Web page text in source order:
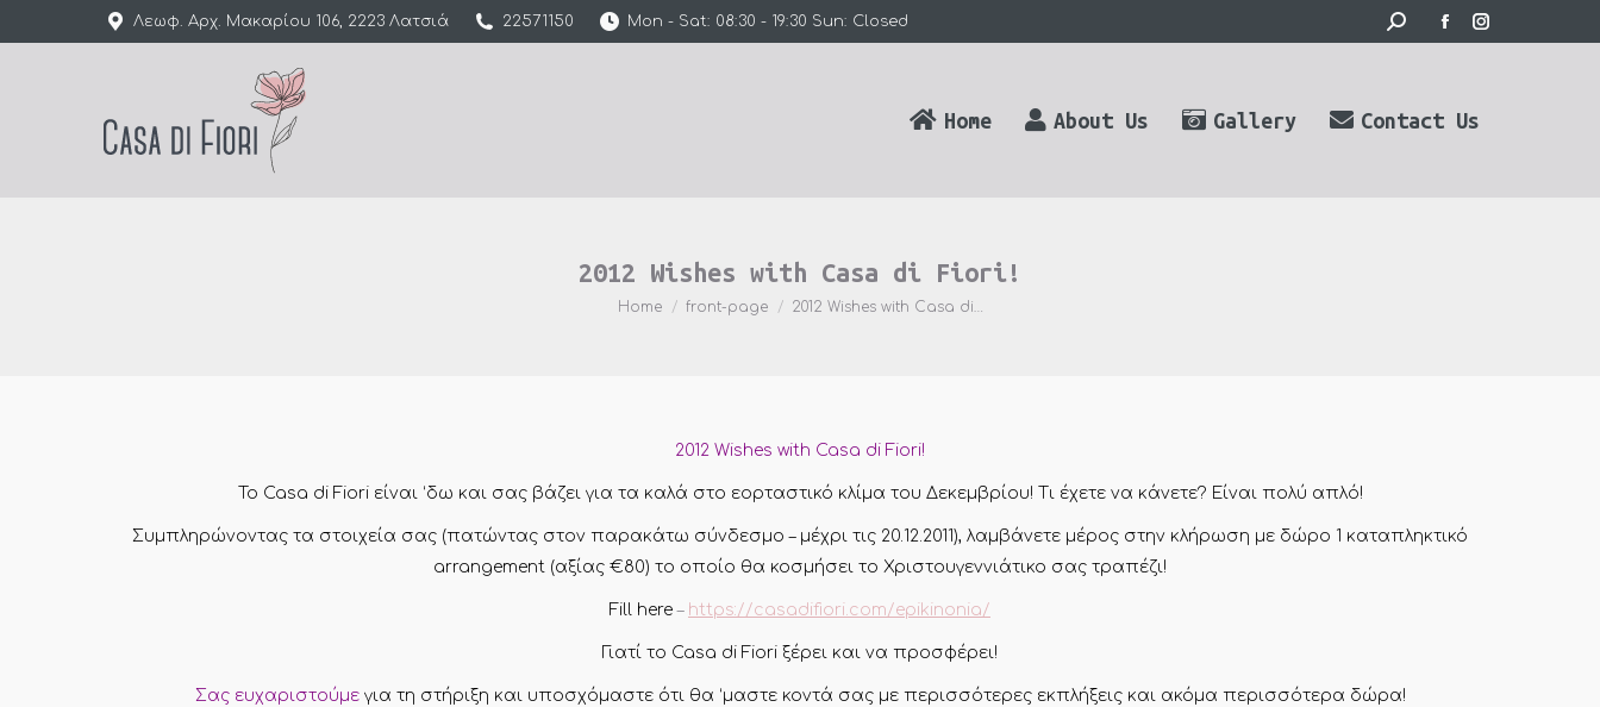
Λεωφ. Αρχ. Μακαρίου 106, 2223 Λατσιά 22571150 Mon - Sat: 08:30 - 19:30 Sun: Closed Search:
Facebook
in
Instagram
Home About Us Gallery Contact Us
2012 Wishes with Casa di Fiori!
You are here:
Home front-page 2012 Wishes with Casa di…
2012 Wishes with Casa di Fiori!
Το Casa di Fiori είναι ‘δω και σας βάζει για τα καλά στο εορταστικό κλίμα του Δεκεμβρίου! Τι έχετε να κάνετε? Είναι πολύ απλό!
Συμπληρώνοντας τα στοιχεία σας (πατώντας στον παρακάτω σύνδεσμο – μέχρι τις 20.12.2011), λαμβάνετε μέρος στην κλήρωση με δώρο 1 καταπληκτικό
arrangement (αξίας €80) το οποίο θα κοσμήσει το Χριστουγεννιάτικο σας τραπέζι!
Fill here – https://casadifiori.com/epikinonia/
Γιατί το Casa di Fiori ξέρει και να προσφέρει!
Σας ευχαριστούμεγια τη στήριξη και υποσχόμαστε ότι θα ‘μαστε κοντά σας με περισσότερες εκπλήξεις και ακόμα περισσότερα δώρα!